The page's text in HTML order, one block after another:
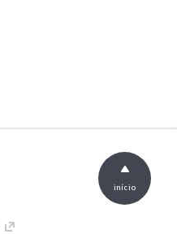
início